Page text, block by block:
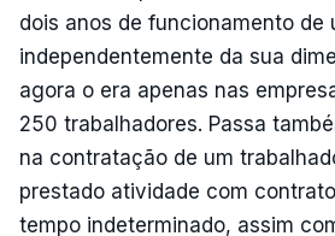
dois anos de funcionamento de
independentemente da sua
agora o era apenas nas
250 trabalhadores. Passa
na contratação de um
prestado atividade com
tempo indeterminado, assim